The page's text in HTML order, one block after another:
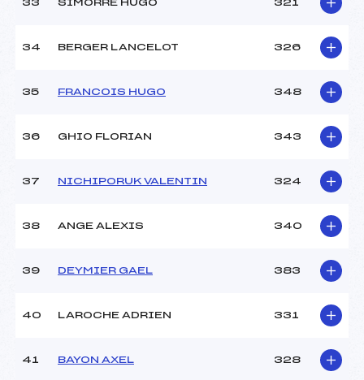
33 SIMORRE HUGO 321
34 BERGER LANCELOT 326
35 FRANCOIS HUGO 348
36 GHIO FLORIAN 343
37 NICHIPORUK VALENTIN 324
38 ANGE ALEXIS 340
39 DEYMIER GAEL 383
40 LAROCHE ADRIEN 331
41 BAYON AXEL 328